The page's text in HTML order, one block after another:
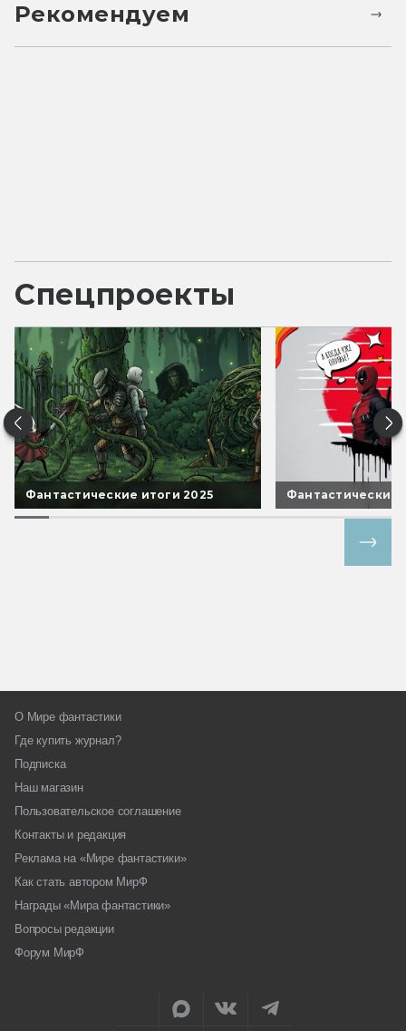
Рекомендуем
Спецпроекты
Фантастические итоги 2025 Фантастические
О Мире фантастики
Где купить журнал?
Подписка
Наш магазин
Пользовательское соглашение
Контакты и редакция
Реклама на «Мире фантастики»
Как стать автором МирФ
Награды «Мира фантастики»
Вопросы редакции
Форум МирФ